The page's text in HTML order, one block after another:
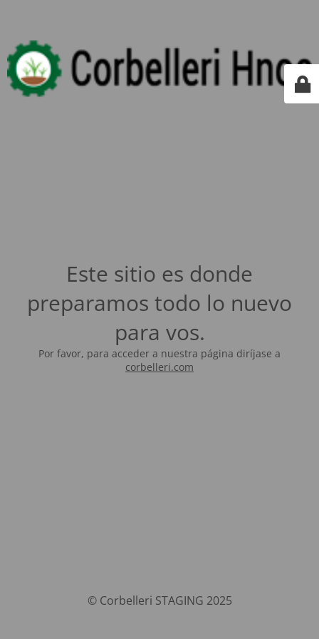
Este sitio es donde
preparamos todo lo nuevo
para vos.
Por favor, para acceder a nuestra página diríjase a
corbelleri.com
© Corbelleri STAGING 2025